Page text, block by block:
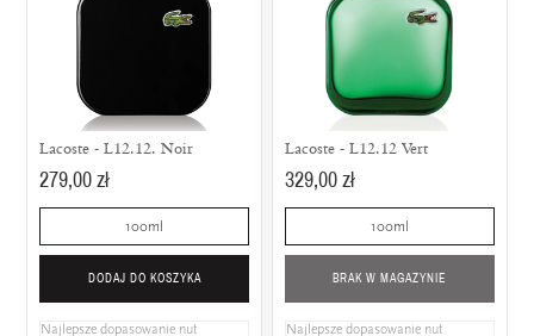
Lacoste - L12.12. Noir
279,00 zł
100ml
DODAJ DO KOSZYKA
Najlepsze dopasowanie nut
Lacoste - L12.12 Vert
329,00 zł
100ml
BRAK W MAGAZYNIE
Najlepsze dopasowanie nut